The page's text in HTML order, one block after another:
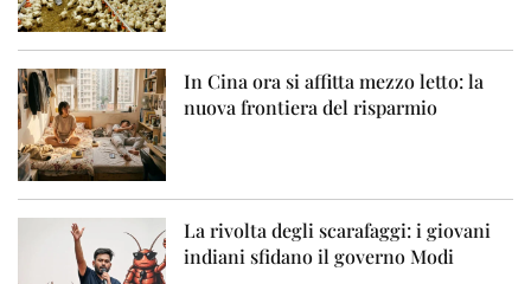
In Cina ora si affitta mezzo letto: la
nuova frontiera del risparmio
La rivolta degli scarafaggi: i giovani
indiani sfidano il governo Modi